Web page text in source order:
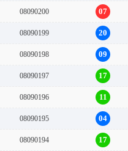
08090200 07
08090199 20
08090198 09
08090197 17
08090196 11
08090195 04
08090194 17